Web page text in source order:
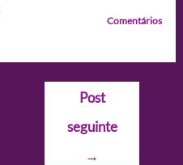
Comentários
Post
seguinte
→